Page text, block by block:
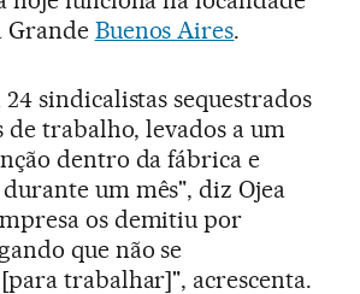
Grande Buenos Aires.
sindicalistas sequestrados
de trabalho, levados a um
dentro da fábrica e
um mês", diz Ojea
os demitiu por
que não se
trabalhar]", acrescenta.